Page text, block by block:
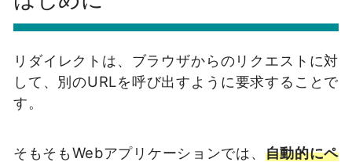
リダイレクトは、ブラウザからのリクエストに対
して、別のURLを呼び出すように要求することで
す。
そもそもWebアプリケーションでは、 自動的にペ